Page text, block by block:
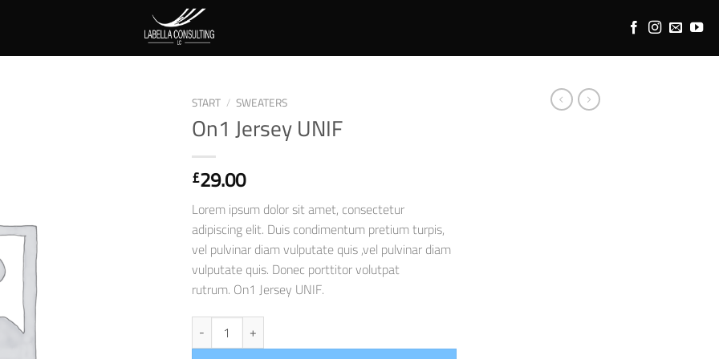
START / SWEATERS
On1 Jersey UNIF
£29.00
Lorem ipsum dolor sit amet, consectetur
adipiscing elit. Duis condimentum pretium turpis,
vel pulvinar diam vulputate quis ,vel pulvinar diam
vulputate quis. Donec porttitor volutpat
rutrum. On1 Jersey UNIF.
On1 Jersey UNIF Menge